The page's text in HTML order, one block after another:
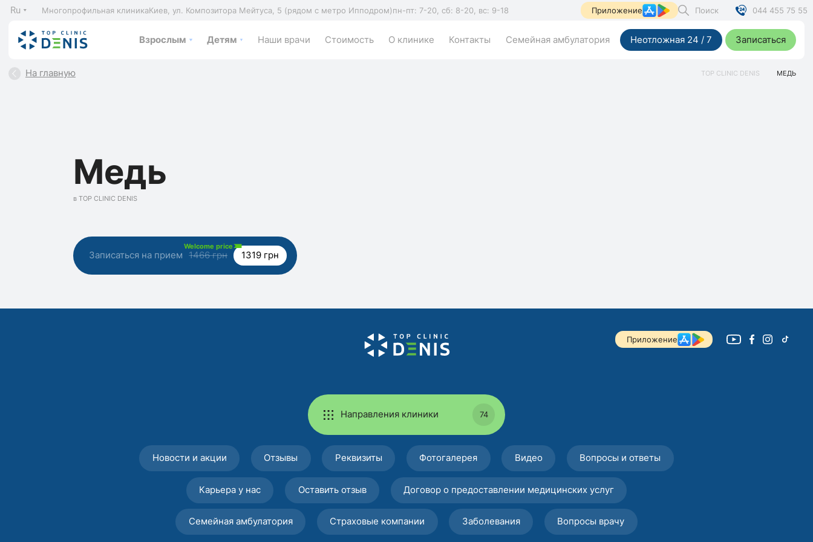
Ru Многопрофильная клиникаКиев, ул. Композитора Мейтуса, 5 (рядом с метро Ипподром)пн-пт: 7-20, сб: 8-20, вс: 9-18 Приложение Поиск 044 455 75 55
Взрослым Детям Наши врачи Стоимость О клинике Контакты Семейная амбулатория Неотложная 24 / 7 Записаться
На главную TOP CLINIC DENIS МЕДЬ
Медь
в TOP CLINIC DENIS
Записаться на прием
Welcome price
1466 грн 1319 грн
Приложение
Направления клиники 74
Новости и акции Отзывы Реквизиты Фотогалерея Видео Вопросы и ответы
Карьера у нас Оставить отзыв Договор о предоставлении медицинских услуг
Семейная амбулатория Страховые компании Заболевания Вопросы врачу